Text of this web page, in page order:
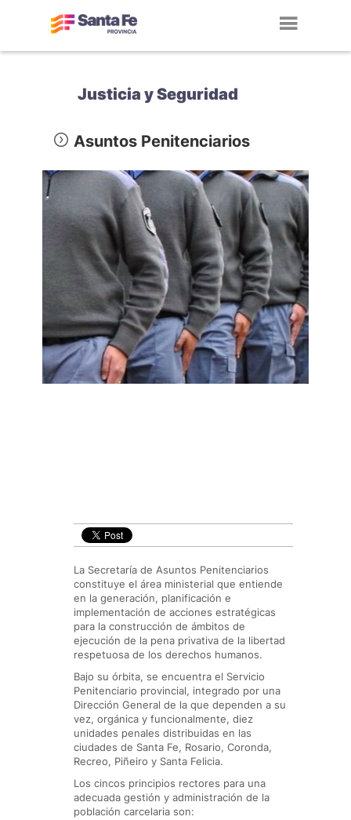
Justicia y Seguridad
Asuntos Penitenciarios
La Secretaría de Asuntos Penitenciarios
constituye el área ministerial que entiende
en la generación, planificación e
implementación de acciones estratégicas
para la construcción de ámbitos de
ejecución de la pena privativa de la libertad
respetuosa de los derechos humanos.
Bajo su órbita, se encuentra el Servicio
Penitenciario provincial, integrado por una
Dirección General de la que dependen a su
vez, orgánica y funcionalmente, diez
unidades penales distribuidas en las
ciudades de Santa Fe, Rosario, Coronda,
Recreo, Piñeiro y Santa Felicia.
Los cincos principios rectores para una
adecuada gestión y administración de la
población carcelaria son: